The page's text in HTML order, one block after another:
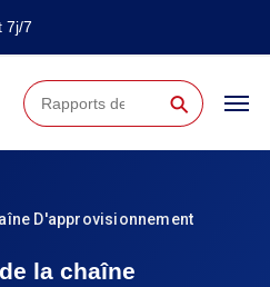
7j/7
⚲
D'approvisionnement
la chaîne